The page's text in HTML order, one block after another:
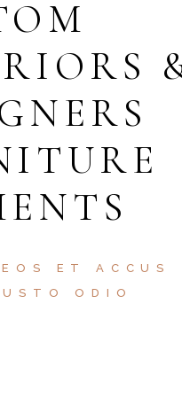
ET ACCUS
ODIO